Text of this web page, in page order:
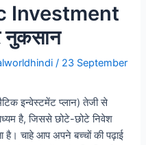
Investment
/ 23 September
इन्वेस्टमेंट प्लान) तेजी से
है, जिससे छोटे-छोटे निवेश
है। चाहे आप अपने बच्चों की पढ़ाई